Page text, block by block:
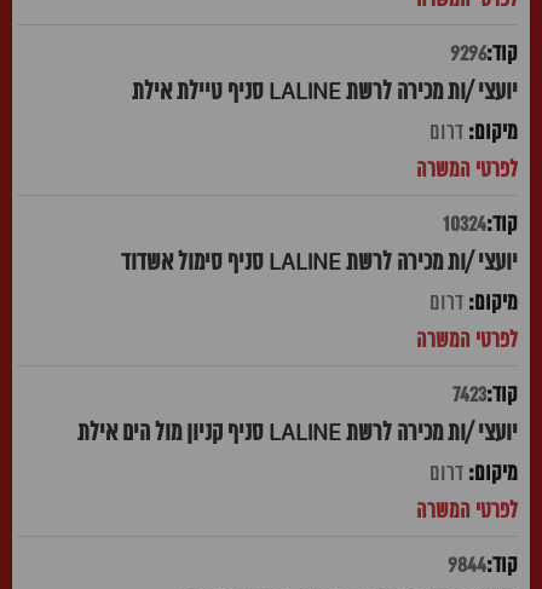
9296
יועצי /ות מכירה לרשת LALINE סניף טיילת אילת
דרום
10324
יועצי /ות מכירה לרשת LALINE סניף סימול אשדוד
דרום
7423
יועצי /ות מכירה לרשת LALINE סניף קניון מול הים אילת
דרום
9844